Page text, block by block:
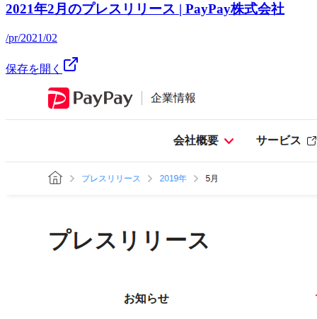
2021年2月のプレスリリース | PayPay株式会社
/pr/2021/02
保存を開く